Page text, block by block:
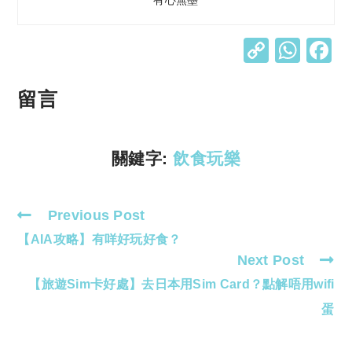
C W
留言
關鍵字:飲食玩樂
Read
more
Previous Post
【AIA攻略】有咩好玩好食？
Next Post
【旅遊Sim卡好處】去日本用Sim Card？點解唔用wifi
蛋